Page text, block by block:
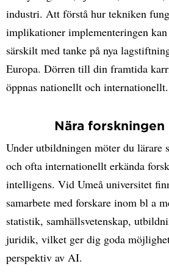
industri. Att förstå hur tekniken
implikationer implementeringen
särskilt med tanke på nya
Europa. Dörren till din framtida
öppnas nationellt och internationellt.
Nära forskningen
Under utbildningen möter du lärare
och ofta internationellt erkända
intelligens. Vid Umeå universitet
samarbete med forskare inom bl a
statistik, samhällsvetenskap,
juridik, vilket ger dig goda
perspektiv av AI.